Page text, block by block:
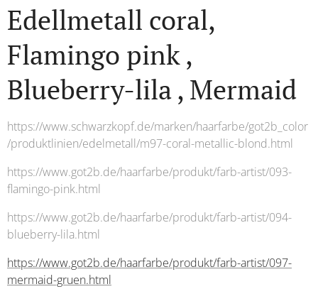
Edellmetall coral,
Flamingo pink ,
Blueberry-lila , Mermaid
https://www.schwarzkopf.de/marken/haarfarbe/got2b_color
/produktlinien/edelmetall/m97-coral-metallic-blond.html
https://www.got2b.de/haarfarbe/produkt/farb-artist/093-
flamingo-pink.html
https://www.got2b.de/haarfarbe/produkt/farb-artist/094-
blueberry-lila.html
https://www.got2b.de/haarfarbe/produkt/farb-artist/097-
mermaid-gruen.html